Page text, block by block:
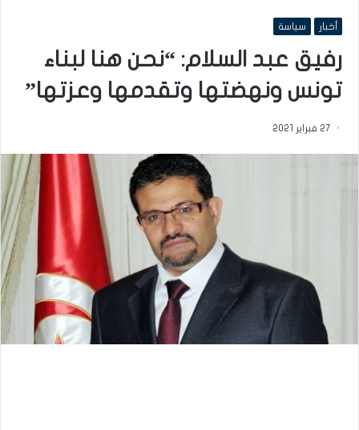
أخبار سياسة
رفيق عبد السلام: “نحن هنا لبناء
تونس ونهضتها وتقدمها وعزتها”
27 فبراير 2021